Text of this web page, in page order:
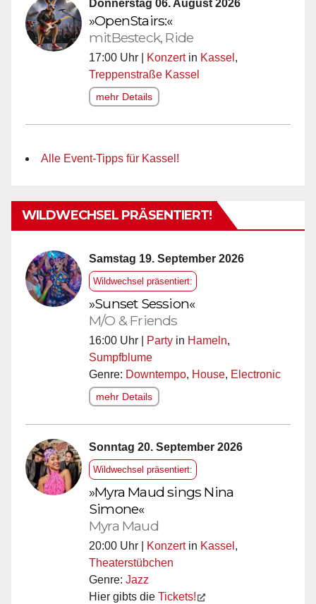
Donnerstag 06. August 2026
»OpenStairs:«
mitBesteck, Ride
17:00 Uhr | Konzertin Kassel ,
Treppenstraße Kassel
mehr Details
Alle Event-Tipps für Kassel!
WILDWECHSEL PRÄSENTIERT!
Samstag 19. September 2026
Wildwechsel präsentiert:
»Sunset Session«
M/O & Friends
16:00 Uhr | Party in Hameln,
Sumpfblume
Genre: Downtempo, House, Electronic
mehr Details
Sonntag 20. September 2026
Wildwechsel präsentiert:
»Myra Maud sings Nina
Simone«
Myra Maud
20:00 Uhr | Konzertin Kassel ,
Theaterstübchen
Genre: Jazz
Hier gibts die Tickets!